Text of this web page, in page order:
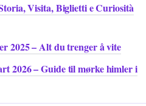
Visita, Biglietti e Curiosità
2025 – Alt du trenger å vite
2026 – Guide til mørke himler i